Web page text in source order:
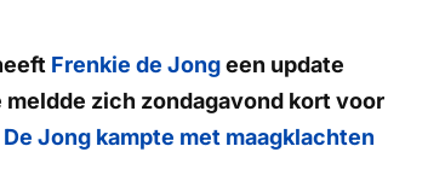
Frenkie de Jongeen update
zich zondagavond kort voor
De Jong kampte met maagklachten